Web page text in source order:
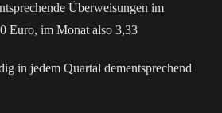
Überweisungen im
Euro, im Monat also 3,33
in jedem Quartal dementsprechend